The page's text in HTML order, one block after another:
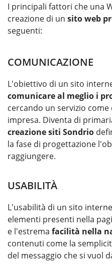
I principali fattori che una
creazione di un sito web
seguenti:
COMUNICAZIONE
L'obiettivo di un sito
comunicare al meglio i
cercando un servizio
impresa. Diventa di
creazione siti Sondrio
la fase di progettazione
raggiungere.
USABILITÀ
L'usabilità di un sito
elementi presenti nella
e l'estrema facilità nella
contenuti come la
del messaggio che si vuol